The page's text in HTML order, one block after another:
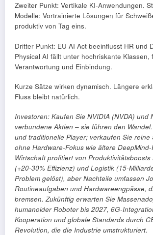
Zweiter Punkt: Vertikale KI-Anwendungen.
Modelle: Vortrainierte Lösungen für
produktiv von Tag eins.
Dritter Punkt: EU AI Act beeinflusst HR und
Physical AI fällt unter hochriskante Klassen,
Verantwortung und Einbindung.
Kurze Sätze wirken dynamisch. Längere
Fluss bleibt natürlich.
Investoren: Kaufen Sie NVIDIA (NVDA) und
verbundene Aktien – sie führen den
und traditionelle Player; verkaufen Sie reine
ohne Hardware-Fokus wie ältere DeepMind-
Wirtschaft profitiert von Produktivitätsboosts
(+20-30% Effizienz) und Logistik (15-
Problem gelöst), aber Nachteile umfassen
Routineaufgaben und Hardwareengpässe,
bremsen. Zukünftig erwarten Sie
humanoider Roboter bis 2027, 6G-
Kooperation und globale Standards durch
Revolution, die die Industrie umstrukturiert.